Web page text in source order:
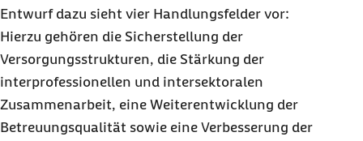
Entwurf dazu sieht vier Handlungsfelder vor:
Hierzu gehören die Sicherstellung der
Versorgungsstrukturen, die Stärkung der
interprofessionellen und intersektoralen
Zusammenarbeit, eine Weiterentwicklung der
Betreuungsqualität sowie eine Verbesserung der